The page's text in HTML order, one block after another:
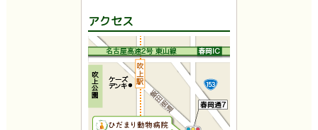
アクセス